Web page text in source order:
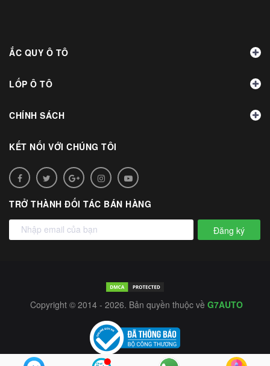
ẮC QUY Ô TÔ
LỐP Ô TÔ
CHÍNH SÁCH
KẾT NỐI VỚI CHÚNG TÔI
TRỞ THÀNH ĐỐI TÁC BÁN HÀNG
Đăng ký
Copyright © 2014 - 2026. Bản quyền thuộc về G7AUTO